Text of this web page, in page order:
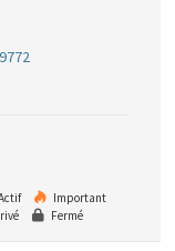
Important
Fermé